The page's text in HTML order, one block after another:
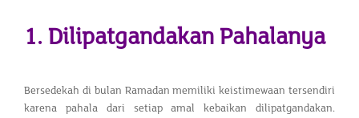
1. Dilipatgandakan Pahalanya
Bersedekah di bulan Ramadan memiliki keistimewaan tersendiri
karena pahala dari setiap amal kebaikan dilipatgandakan.